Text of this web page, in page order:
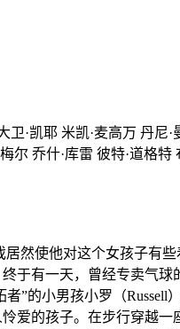
·凯耶 米凯·麦高万 丹尼·
尔 乔什·库雷 彼特·道格
然使他对这个女孩子有
于有一天，曾经专卖气
”的小男孩小罗（Russell
爱的孩子。在步行穿越